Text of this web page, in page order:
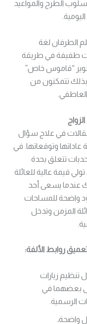
الطرح والمواعيد
الطرفان لغة
طفيفة في طريقة
“قاموس خاص”
وبذلك تتمكنون من
في علاج سؤال
عاداتها وتوقعاتها. في
تتعلق بحدة
قيمة عالية للعائلة
عندما يسعى أحد
واضحة للمساحات
المزمن وتدخل
روابط الألفة:
تنظيم زيارات
على بعضهما في
الرسمية.
واضحة،